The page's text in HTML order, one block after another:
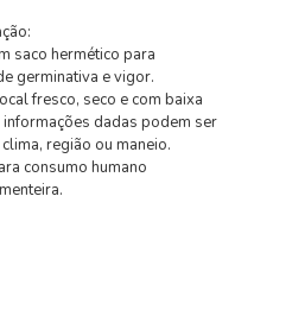
saco hermético para
germinativa e vigor.
fresco, seco e com baixa
dadas podem ser
região ou maneio.
consumo humano